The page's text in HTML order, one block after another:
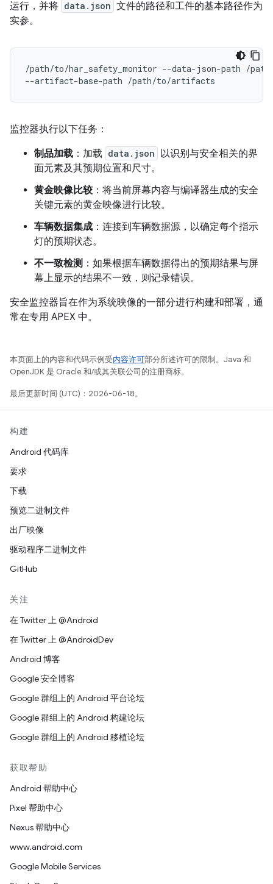
运行，并将 data.json 文件的路径和工件的基本路径作为
实参。
/path/to/har_safety_monitor --data-json-path /
监控器执行以下任务：
制品加载 ：加载 data.json 以识别与安全相关的界
面元素及其预期位置和尺寸。
黄金映像比较 ：将当前屏幕内容与编译器生成的安全
关键元素的黄金映像进行比较。
车辆数据集成 ：连接到车辆数据源，以确定每个指示
灯的预期状态。
不一致检测 ：如果根据车辆数据得出的预期结果与屏
幕上显示的结果不一致，则记录错误。
安全监控器旨在作为系统映像的一部分进行构建和部署，通
常在专用 APEX 中。
本页面上的内容和代码示例受内容许可部分所述许可的限制。Java 和
OpenJDK 是 Oracle 和/或其关联公司的注册商标。
最后更新时间 (UTC)：2026-06-18。
构建
Android 代码库
要求
下载
预览二进制文件
出厂映像
驱动程序二进制文件
GitHub
关注
在 Twitter 上 @Android
在 Twitter 上 @AndroidDev
Android 博客
Google 安全博客
Google 群组上的 Android 平台论坛
Google 群组上的 Android 构建论坛
Google 群组上的 Android 移植论坛
获取帮助
Android 帮助中心
Pixel 帮助中心
Nexus 帮助中心
www.android.com
Google Mobile Services